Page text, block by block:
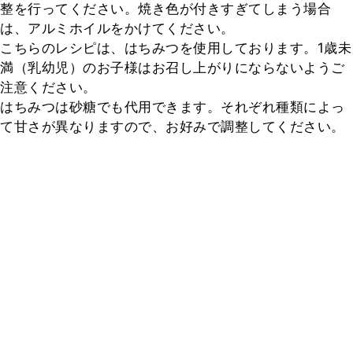
整を行ってください。焼き色が付きすぎてしまう場合
は、アルミホイルをかけてください。
こちらのレシピは、はちみつを使用しております。1歳未
満（乳幼児）のお子様はお召し上がりにならないようご
注意ください。
はちみつは砂糖でも代用できます。それぞれ種類によっ
て甘さが異なりますので、お好みで調整してください。